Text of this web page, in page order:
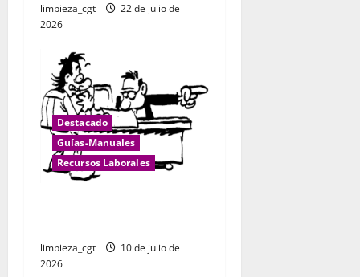
limpieza_cgt
22 de julio de
2026
Destacado
Guías-Manuales
Recursos Laborales
limpieza_cgt
10 de julio de
2026